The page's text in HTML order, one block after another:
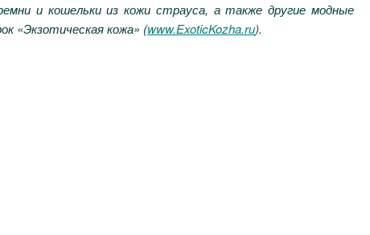
и кошельки из кожи страуса, а также другие модные
«Экзотическая кожа» (www.ExoticKozha.ru).